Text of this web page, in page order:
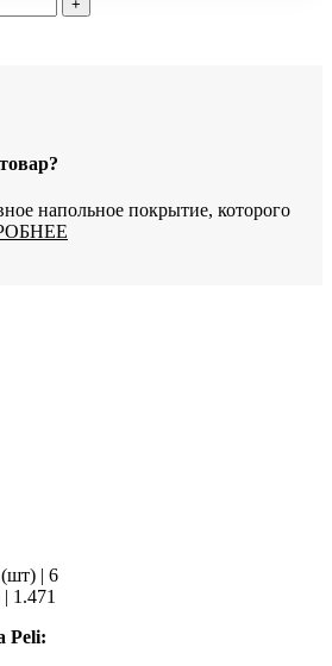
напольное покрытие, которого
| 6
1.471
Peli: